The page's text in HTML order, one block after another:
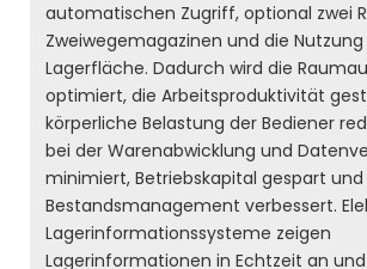
automatischen Zugriff, optional zwei
Zweiwegemagazinen und die
Lagerfläche. Dadurch wird die
optimiert, die Arbeitsproduktivität
körperliche Belastung der Bediener
bei der Warenabwicklung und
minimiert, Betriebskapital gespart und
Bestandsmanagement verbessert.
Lagerinformationssysteme zeigen
Lagerinformationen in Echtzeit an